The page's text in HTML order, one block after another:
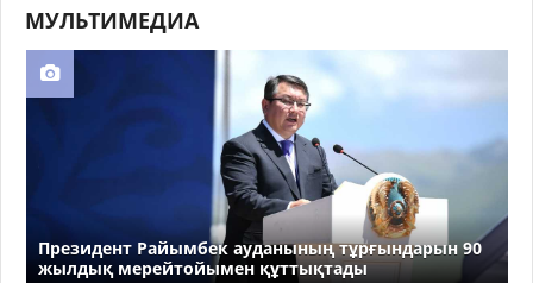
МУЛЬТИМЕДИА
Президент Райымбек ауданының тұрғындарын 90
жылдық мерейтойымен құттықтады